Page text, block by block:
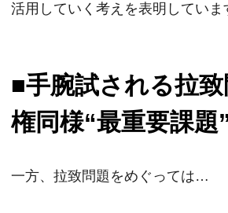
活用していく考えを表明していま
■手腕試される拉
権同様“最重要課
一方、拉致問題をめぐっては…